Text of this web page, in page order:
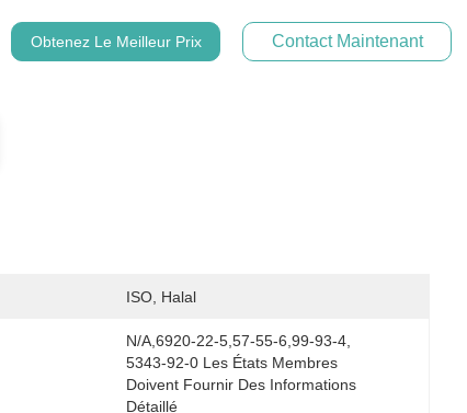
Obtenez Le Meilleur Prix Contact Maintenant
ISO, Halal
N/A,6920-22-5,57-55-6,99-93-4,
5343-92-0 Les États Membres
Doivent Fournir Des Informations
Détaillé